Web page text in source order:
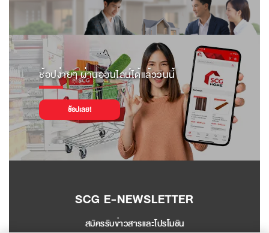
ช้อปง่ายๆ ผ่านออนไลน์ได้แล้ววันนี้
ช้อปเลย!
SCG E-NEWSLETTER
สมัครรับข่าวสารและโปรโมชัน